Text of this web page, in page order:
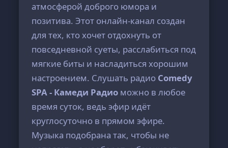
атмосферой доброго юмора и
позитива. Этот онлайн-канал создан
для тех, кто хочет отдохнуть от
повседневной суеты, расслабиться под
мягкие биты и насладиться хорошим
настроением. Слушать радио Comedy
SPA - Камеди Радио можно в любое
время суток, ведь эфир идёт
круглосуточно в прямом эфире.
Музыка подобрана так, чтобы не